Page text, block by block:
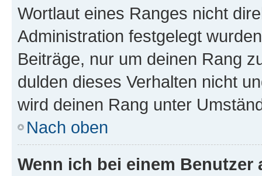
Wortlaut eines Ranges nicht
Administration festgelegt
Beiträge, nur um deinen Rang
dulden dieses Verhalten nicht
wird deinen Rang unter
Nach oben
Wenn ich bei einem